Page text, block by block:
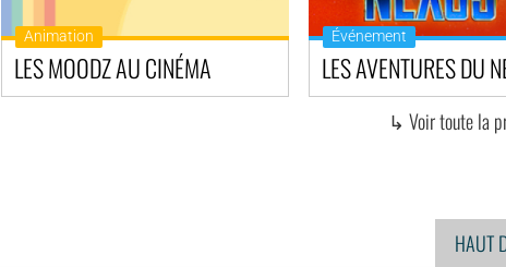
Animation
LES MOODZ AU CINÉMA
Événement
LES AVENTURES DU
↳ Voir toute la
HAUT